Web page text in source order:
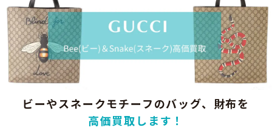
ビーやスネークモチーフのバッグ、財布を
高価買取します！